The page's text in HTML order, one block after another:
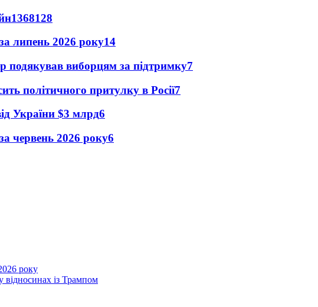
1368128
липень 2026 року14
подякував виборцям за підтримку7
політичного притулку в Росії7
України $3 млрд6
червень 2026 року6
року
відносинах із Трампом